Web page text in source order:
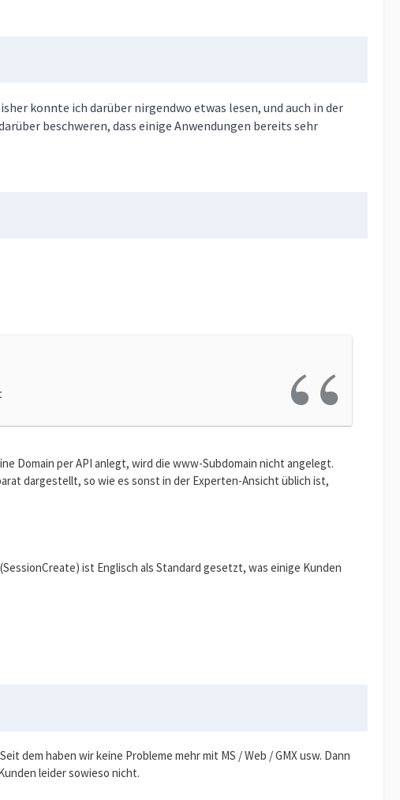
konnte ich darüber nirgendwo etwas lesen, und auch in der
beschweren, dass einige Anwendungen bereits sehr
Domain per API anlegt, wird die www-Subdomain nicht angelegt.
dargestellt, so wie es sonst in der Experten-Ansicht üblich ist,
ist Englisch als Standard gesetzt, was einige Kunden
dem haben wir keine Probleme mehr mit MS / Web / GMX usw. Dann
leider sowieso nicht.